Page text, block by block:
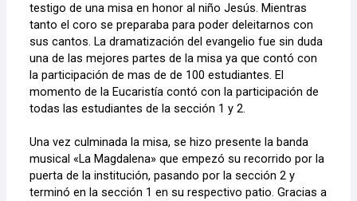
testigo de una misa en honor al niño Jesús. Mientras
tanto el coro se preparaba para poder deleitarnos con
sus cantos. La dramatización del evangelio fue sin duda
una de las mejores partes de la misa ya que contó con
la participación de mas de de 100 estudiantes. El
momento de la Eucaristía contó con la participación de
todas las estudiantes de la sección 1 y 2.
Una vez culminada la misa, se hizo presente la banda
musical «La Magdalena» que empezó su recorrido por la
puerta de la institución, pasando por la sección 2 y
terminó en la sección 1 en su respectivo patio. Gracias a